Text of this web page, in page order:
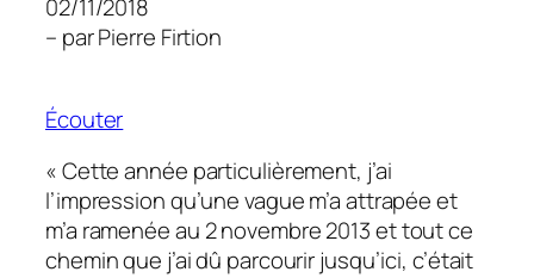
02/11/2018
– par Pierre Firtion
Écouter
«Cette année particulièrement, j’ai
l’impression qu’une vague m’a attrapée et
m’a ramenée au 2novembre 2013 et tout ce
chemin que j’ai dû parcourir jusqu’ici, c’était